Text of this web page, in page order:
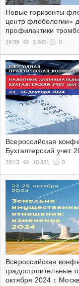
Новые горизонты
центр флебологии»
профилактики
19:39 3 205 0
Всероссийская
Бухгалтерский учет
23:13 10 321 0
Всероссийская
градостроительные
октября 2024 г.